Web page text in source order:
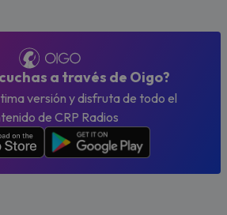
a través de Oigo?
versión y disfruta de todo el
de CRP Radios